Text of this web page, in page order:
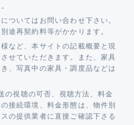
ついてはお問い合わせ下さい。
途再契約料等がかかります。
など、本サイトの記載概要と現
せていただきます。また、家具
、写真中の家具・調度品などは
の視聴の可否、視聴方法、料金
接続環境、料金形態は、物件別
の提供業者に直接ご確認下さる